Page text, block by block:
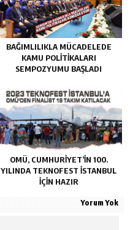
BAĞIMLILIKLA MÜCADELEDE
KAMU POLITIKALARI
SEMPOZYUMU BAŞLADI
OMÜ, CUMHURIYET’IN 100.
YILINDA TEKNOFEST İSTANBUL
IÇIN HAZIR
Yorum Yok